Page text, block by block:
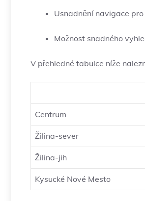
Usnadnění navigace
Možnost snadného
V přehledné tabulce níže
Centrum
Žilina-sever
Žilina-jih
Kysucké Nové Mesto